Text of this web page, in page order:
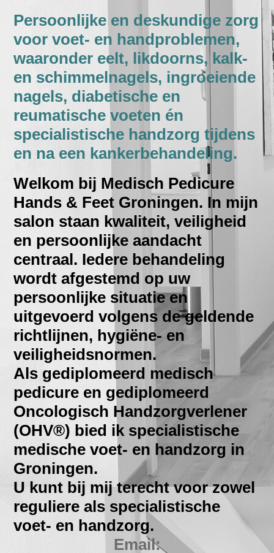
Persoonlijke en deskundige zorg
voor voet- en handproblemen,
waaronder eelt, likdoorns, kalk-
en schimmelnagels, ingroeiende
nagels, diabetische en
reumatische voeten én
specialistische handzorg tijdens
en na een kankerbehandeling.
Welkom bij Medisch Pedicure
Hands & Feet Groningen. In mijn
salon staan kwaliteit, veiligheid
en persoonlijke aandacht
centraal. Iedere behandeling
wordt afgestemd op uw
persoonlijke situatie en
uitgevoerd volgens de geldende
richtlijnen, hygiëne- en
veiligheidsnormen.
Als gediplomeerd medisch
pedicure en gediplomeerd
Oncologisch Handzorgverlener
(OHV®) bied ik specialistische
medische voet- en handzorg in
Groningen.
U kunt bij mij terecht voor zowel
reguliere als specialistische
voet- en handzorg.
Email: